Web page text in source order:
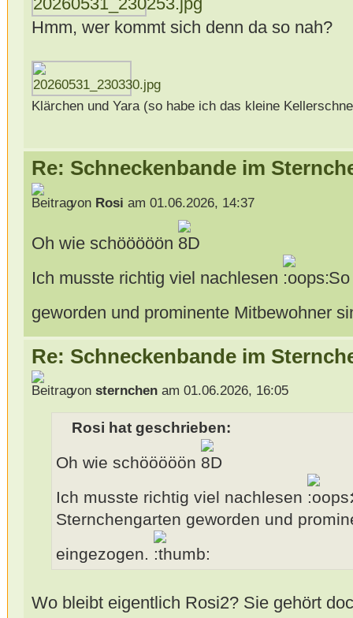
Hmm, wer kommt sich denn da so nah?
Klärchen und Yara (so habe ich das kleine
Re: Schneckenbande im
von Rosi am 01.06.2026, 14:37
Oh wie schööööön
Ich musste richtig viel nachlesen
So
geworden und prominente Mitbewohner
Re: Schneckenbande im
von sternchenam 01.06.2026, 16:05
Rosi hat geschrieben:
Oh wie schööööön
Ich musste richtig viel nachlesen
Sternchengarten geworden und
eingezogen.
Wo bleibt eigentlich Rosi2? Sie gehört